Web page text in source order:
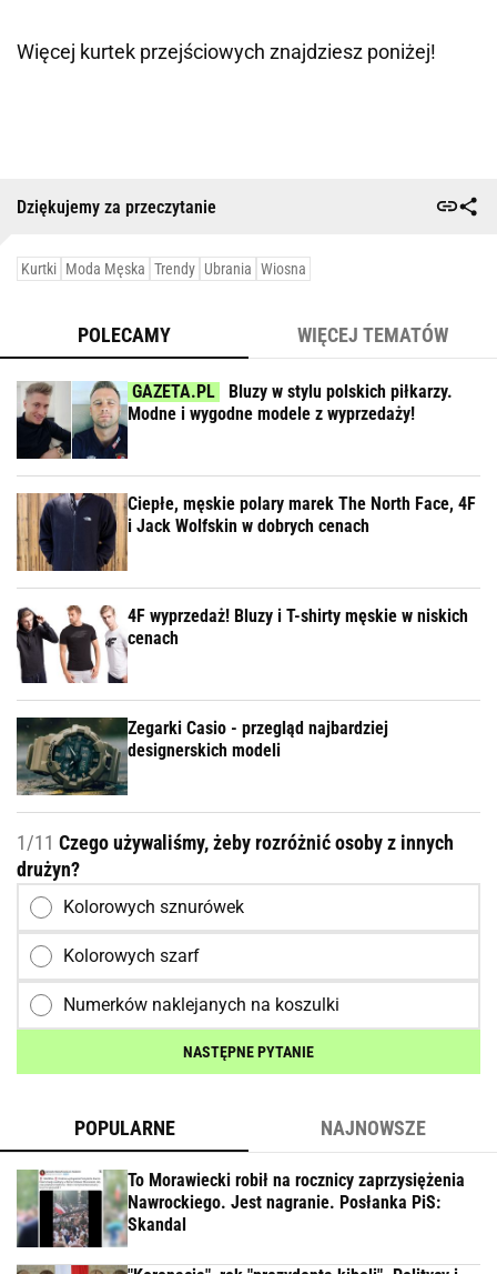
Więcej kurtek przejściowych znajdziesz poniżej!
Dziękujemy za przeczytanie
Kurtki Moda Męska Trendy Ubrania Wiosna
POLECAMY WIĘCEJ TEMATÓW
Bluzy w stylu polskich piłkarzy.
Modne i wygodne modele z wyprzedaży!
Ciepłe, męskie polary marek The North Face, 4F
i Jack Wolfskin w dobrych cenach
4F wyprzedaż! Bluzy i T-shirty męskie w niskich
cenach
Zegarki Casio - przegląd najbardziej
designerskich modeli
1/11 Czego używaliśmy, żeby rozróżnić osoby z innych
drużyn?
Kolorowych sznurówek
Kolorowych szarf
Numerków naklejanych na koszulki
NASTĘPNE PYTANIE
POPULARNE NAJNOWSZE
To Morawiecki robił na rocznicy zaprzysiężenia
Nawrockiego. Jest nagranie. Posłanka PiS:
Skandal